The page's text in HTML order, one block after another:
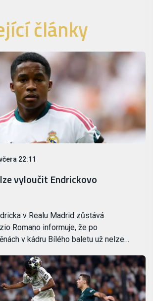
články
22:11
vyloučit Endrickovo
v Realu Madrid zůstává
Romano informuje, že po
v kádru Bílého baletu už nelze…